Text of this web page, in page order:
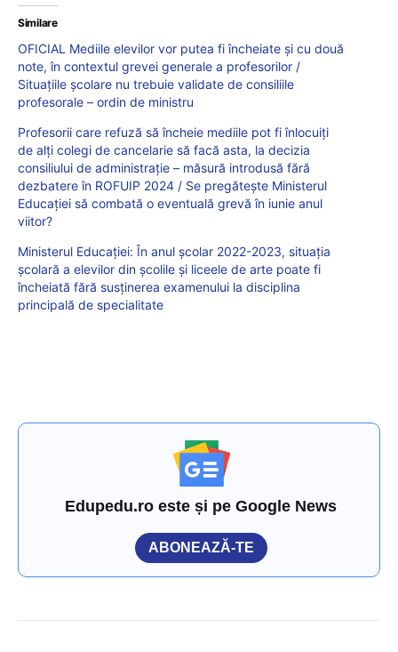
Similare
OFICIAL Mediile elevilor vor putea fi încheiate și cu două
note, în contextul grevei generale a profesorilor /
Situațiile școlare nu trebuie validate de consiliile
profesorale – ordin de ministru
Profesorii care refuză să încheie mediile pot fi înlocuiți
de alți colegi de cancelarie să facă asta, la decizia
consiliului de administrație – măsură introdusă fără
dezbatere în ROFUIP 2024 / Se pregătește Ministerul
Educației să combată o eventuală grevă în iunie anul
viitor?
Ministerul Educației: În anul școlar 2022-2023, situația
școlară a elevilor din școlile și liceele de arte poate fi
încheiată fără susținerea examenului la disciplina
principală de specialitate
Edupedu.ro este și pe Google News
ABONEAZĂ-TE